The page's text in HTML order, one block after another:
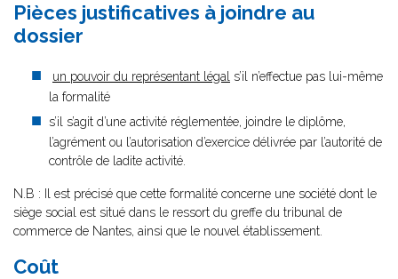
Pièces justificatives à joindre au
dossier
un pouvoir du représentant légal s’il n’effectue pas lui-même
la formalité
s’il s’agit d’une activité réglementée, joindre le diplôme,
l’agrément ou l’autorisation d’exercice délivrée par l’autorité de
contrôle de ladite activité.
N.B : Il est précisé que cette formalité concerne une société dont le
siège social est situé dans le ressort du greffe du tribunal de
commerce de Nantes, ainsi que le nouvel établissement.
Coût